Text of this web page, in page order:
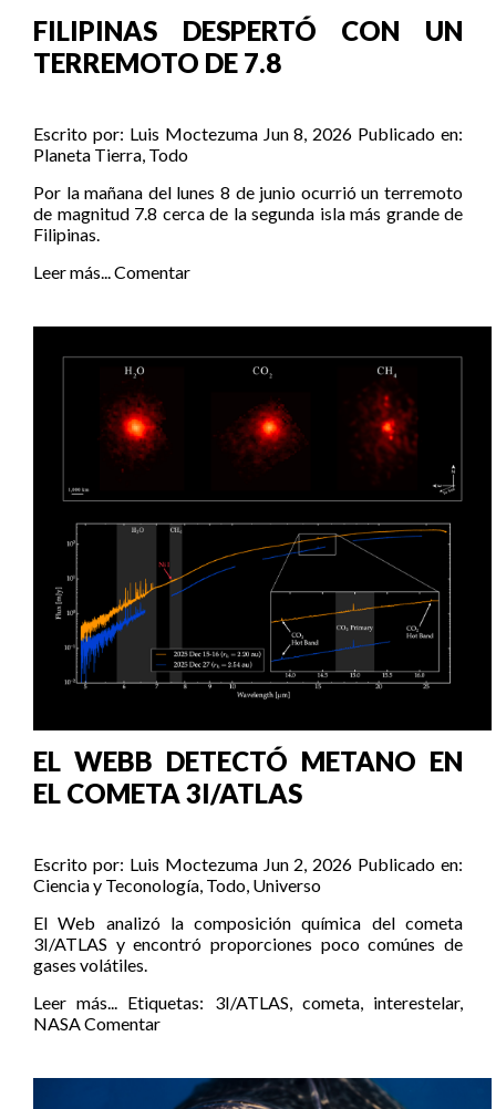
FILIPINAS DESPERTÓ CON UN
TERREMOTO DE 7.8
Escrito por: Luis Moctezuma Jun 8, 2026 Publicado en:
Planeta Tierra, Todo
Por la mañana del lunes 8 de junio ocurrió un terremoto
de magnitud 7.8 cerca de la segunda isla más grande de
Filipinas.
Leer más...Comentar
EL WEBB DETECTÓ METANO EN
EL COMETA 3I/ATLAS
Escrito por: Luis Moctezuma Jun 2, 2026 Publicado en:
Ciencia y Teconología, Todo, Universo
El Web analizó la composición química del cometa
3I/ATLAS y encontró proporciones poco comúnes de
gases volátiles.
Leer más... Etiquetas: 3I/ATLAS, cometa, interestelar,
NASAComentar